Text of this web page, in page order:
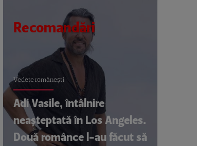
Recomandări
Vedete româneşti
Adi Vasile, întâlnire
neașteptată în Los Angeles.
Două românce l-au făcut să